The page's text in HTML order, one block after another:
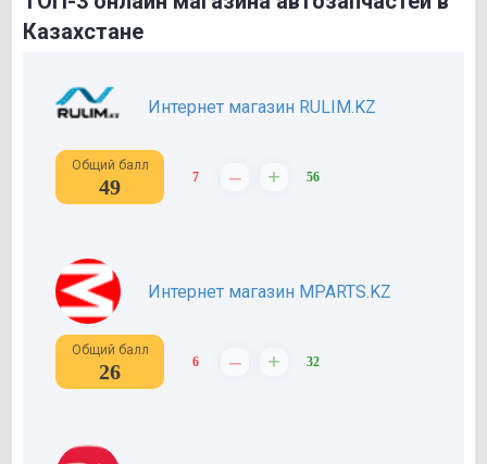
Казахстане
Интернет магазин RULIM.KZ
Общий балл
49 7 – + 56
Интернет магазин MPARTS.KZ
Общий балл
26 6 – + 32